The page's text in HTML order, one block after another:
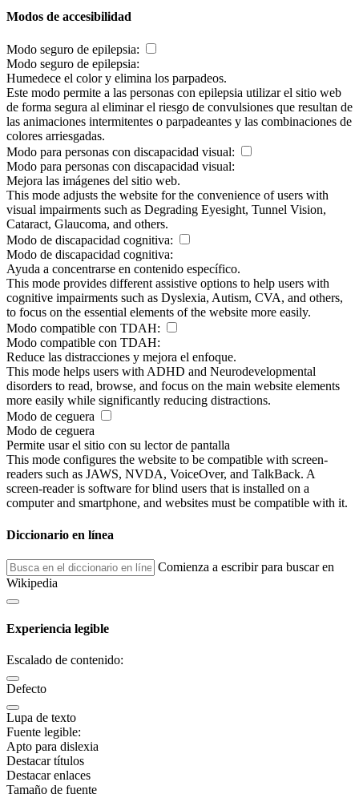
Modos de accesibilidad
Modo seguro de epilepsia:
Modo seguro de epilepsia:
Humedece el color y elimina los parpadeos.
Este modo permite a las personas con epilepsia utilizar el sitio web
de forma segura al eliminar el riesgo de convulsiones que resultan de
las animaciones intermitentes o parpadeantes y las combinaciones de
colores arriesgadas.
Modo para personas con discapacidad visual:
Modo para personas con discapacidad visual:
Mejora las imágenes del sitio web.
This mode adjusts the website for the convenience of users with
visual impairments such as Degrading Eyesight, Tunnel Vision,
Cataract, Glaucoma, and others.
Modo de discapacidad cognitiva:
Modo de discapacidad cognitiva:
Ayuda a concentrarse en contenido específico.
This mode provides different assistive options to help users with
cognitive impairments such as Dyslexia, Autism, CVA, and others,
to focus on the essential elements of the website more easily.
Modo compatible con TDAH:
Modo compatible con TDAH:
Reduce las distracciones y mejora el enfoque.
This mode helps users with ADHD and Neurodevelopmental
disorders to read, browse, and focus on the main website elements
more easily while significantly reducing distractions.
Modo de ceguera
Modo de ceguera
Permite usar el sitio con su lector de pantalla
This mode configures the website to be compatible with screen-
readers such as JAWS, NVDA, VoiceOver, and TalkBack. A
screen-reader is software for blind users that is installed on a
computer and smartphone, and websites must be compatible with it.
Diccionario en línea
Comienza a escribir para buscar en
Wikipedia
Experiencia legible
Escalado de contenido:
Defecto
Lupa de texto
Fuente legible:
Apto para dislexia
Destacar títulos
Destacar enlaces
Tamaño de fuente